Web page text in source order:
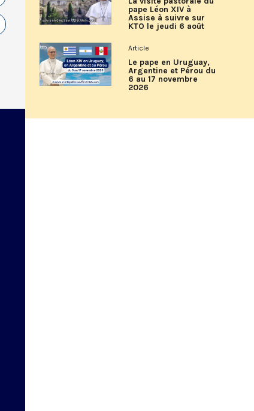
pape Léon XIV à
Assise à suivre sur
KTO le jeudi 6 août
Article
Le pape en Uruguay,
Argentine et Pérou du
6 au 17 novembre
2026